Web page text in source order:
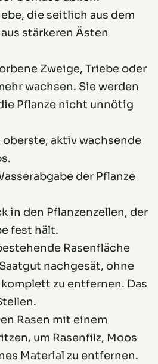
die seitlich aus dem
stärkeren Ästen
Zweige, Triebe oder
wachsen. Sie werden
Pflanze nicht unnötig
oberste, aktiv wachsende
der Pflanze
in den Pflanzenzellen, der
fest hält.
Rasenfläche
nachgesät, ohne
zu entfernen. Das
Rasen mit einem
um Rasenfilz, Moos
Material zu entfernen.